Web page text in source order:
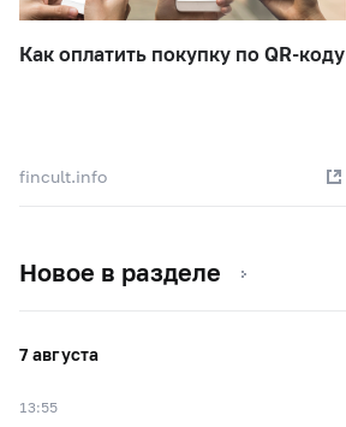
Как оплатить покупку по QR-коду
fincult.info
Новое в разделе
7 августа
13:55